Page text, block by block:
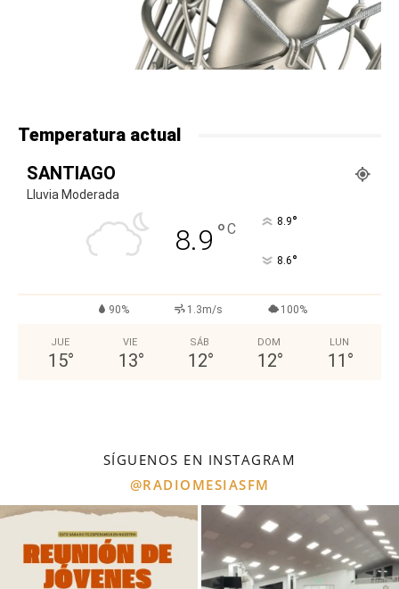
Temperatura actual
SANTIAGO
Lluvia Moderada
8.9 °C 8.9°
8.6°
90% 1.3m/s 100%
JUE
15°
VIE
13°
SÁB
12°
DOM
12°
LUN
11 °
SÍGUENOS EN INSTAGRAM
@RADIOMESIASFM